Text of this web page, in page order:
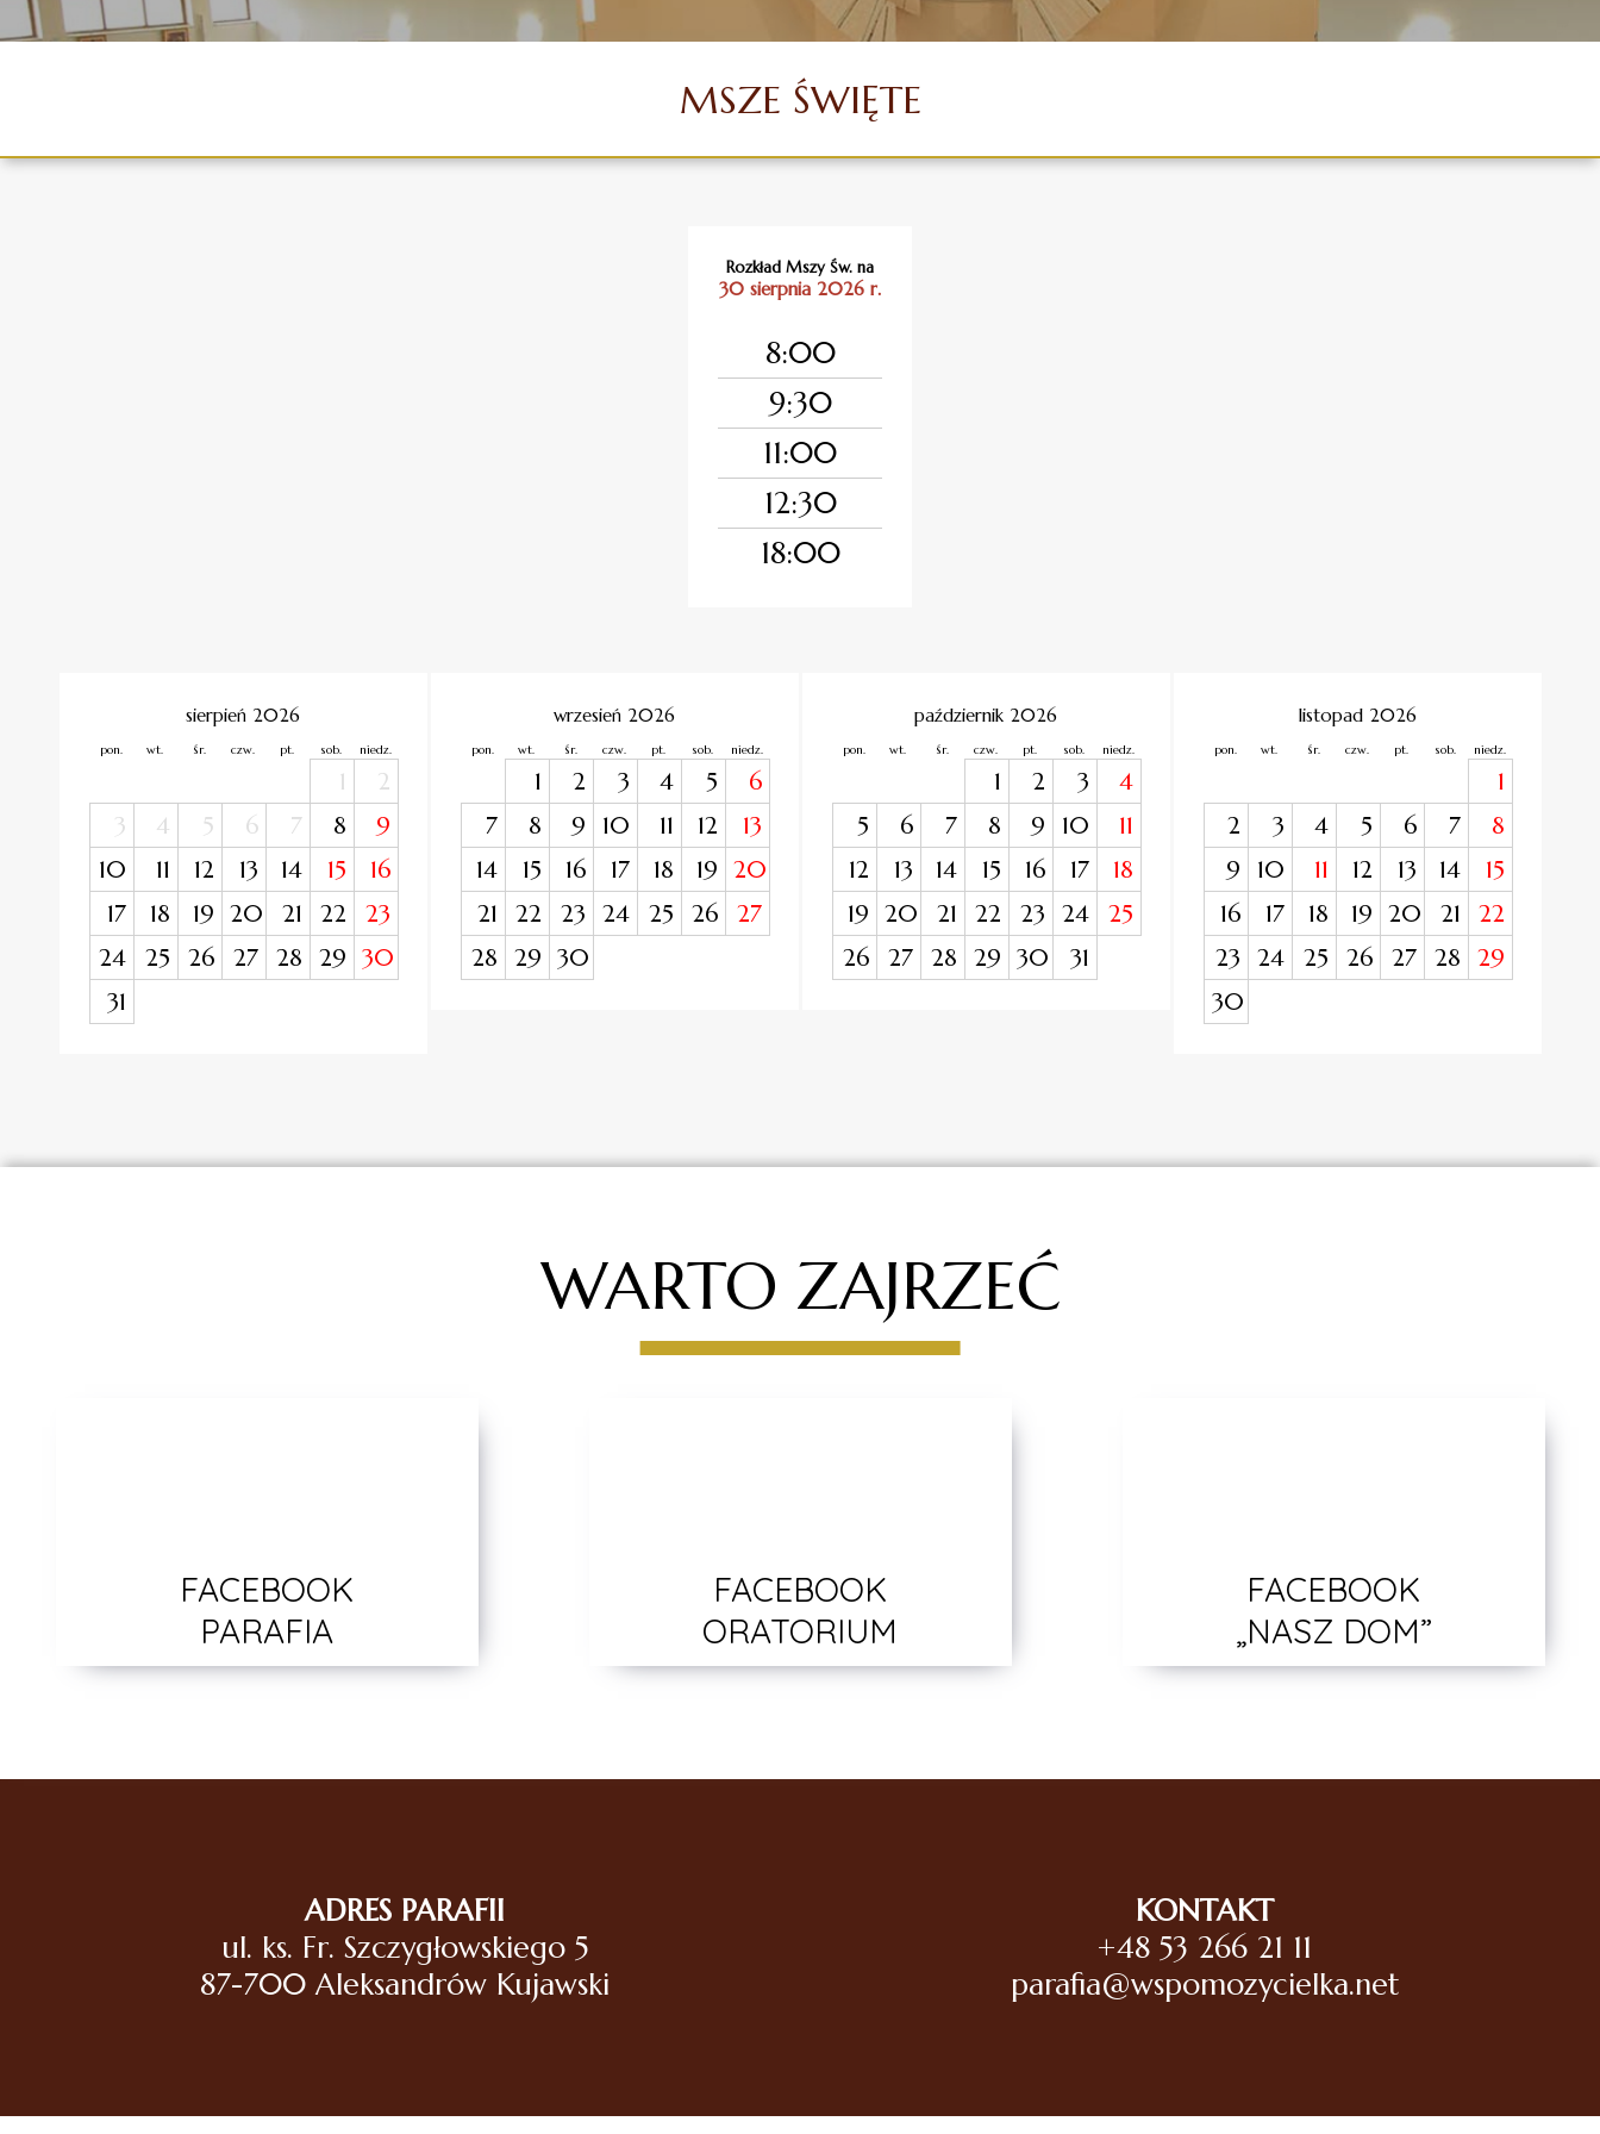
Standardy ochrony dzieci i młodzieży
MSZE ŚWIĘTE
Rozkład Mszy Św. na
30 sierpnia 2026 r.
8:00
9:30
11:00
12:30
18:00
sierpień 2026
pon. wt. śr. czw. pt. sob. niedz.
1
2
3
4 5 6 7 8
9
10
11 12 13 14 15
16
17
18 19 20 21 22
23
24
25 26 27 28 29 30
31
wrzesień 2026
pon. wt. śr. czw. pt. sob. niedz.
1 2 3 4 5
6
7
8 9 10 11 12
13
14
15 16 17 18 19 20
21
22 23 24 25 26
27
28 29 30
październik 2026
pon. wt. śr. czw. pt. sob. niedz.
1 2 3
4
5
6 7 8 9 10
11
12
13 14 15 16 17
18
19 20 21 22 23 24
25
26
27 28 29 30 31
listopad 2026
pon. wt. śr. czw. pt. sob. niedz.
1
2
3 4 5 6 7
8
9
10 11 12 13 14
15
16
17 18 19 20 21
22
23 24 25 26 27 28 29
30
WARTO ZAJRZEĆ
FACEBOOK
PARAFIA
FACEBOOK
ORATORIUM
FACEBOOK
„NASZ DOM”
ADRES PARAFII
ul. ks. Fr. Szczygłowskiego 5
87-700 Aleksandrów Kujawski
KONTAKT
+48 53 266 21 11
parafia@wspomozycielka.net